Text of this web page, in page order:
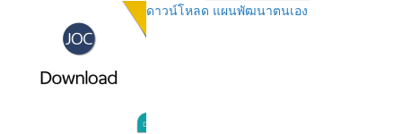
ดาวน์โหลด แผนพัฒนาตนเอง